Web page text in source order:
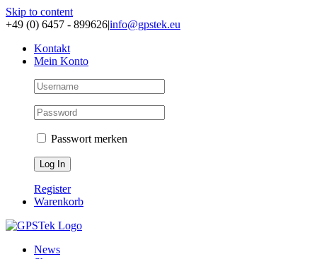
Skip to content
+49 (0) 6457 - 899626|info@gpstek.eu
Kontakt
Mein Konto
Passwort merken
Register
Warenkorb
News